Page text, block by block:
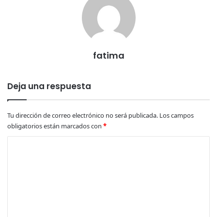
fatima
Deja una respuesta
Tu dirección de correo electrónico no será publicada. Los campos
obligatorios están marcados con *